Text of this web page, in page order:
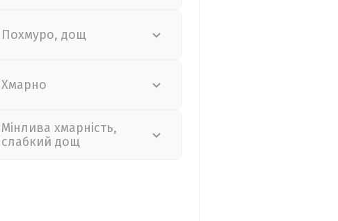
Похмуро, дощ
Хмарно
Мінлива хмарність,
слабкий дощ